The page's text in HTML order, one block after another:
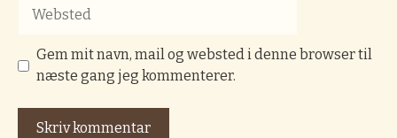
Websted
Gem mit navn, mail og websted i denne browser til
næste gang jeg kommenterer.